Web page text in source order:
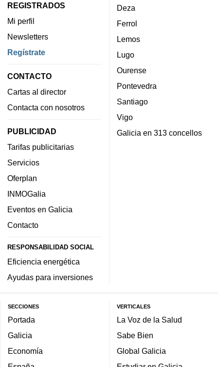
REGISTRADOS
Mi perfil
Newsletters
Regístrate
CONTACTO
Cartas al director
Contacta con nosotros
PUBLICIDAD
Tarifas publicitarias
Servicios
Oferplan
INMOGalia
Eventos en Galicia
Contacto
RESPONSABILIDAD SOCIAL
Eficiencia energética
Ayudas para inversiones
Deza
Ferrol
Lemos
Lugo
Ourense
Pontevedra
Santiago
Vigo
Galicia en 313 concellos
SECCIONES
Portada
Galicia
Economía
VERTICALES
La Voz de la Salud
Sabe Bien
Global Galicia